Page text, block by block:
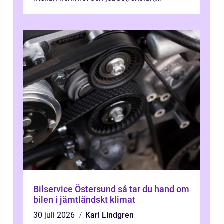
Bilservice Östersund så tar du hand om
bilen i jämtländskt klimat
30 juli 2026 Karl Lindgren